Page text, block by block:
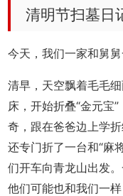
清明节扫墓日
今天，我们一家和舅
清早，天空飘着毛毛
床，开始折叠“金元宝
奇，跟在爸爸边上学
还专门折了一台和“麻
们开车向青龙山出发
他们可能也和我们一